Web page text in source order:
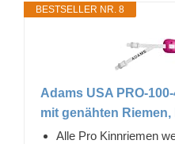
BESTSELLER NR. 8
Adams USA PRO-
mit genähten Riemen,
Alle Pro Kinnriemen